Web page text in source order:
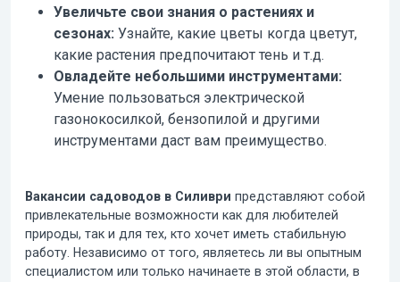
Увеличьте свои знания о растениях и
сезонах: Узнайте, какие цветы когда цветут,
какие растения предпочитают тень и т.д.
Овладейте небольшими инструментами:
Умение пользоваться электрической
газонокосилкой, бензопилой и другими
инструментами даст вам преимущество.
Вакансии садоводов в Силиври представляют собой
привлекательные возможности как для любителей
природы, так и для тех, кто хочет иметь стабильную
работу. Независимо от того, являетесь ли вы опытным
специалистом или только начинаете в этой области, в